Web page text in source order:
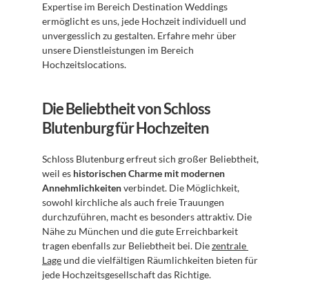
Expertise im Bereich Destination Weddings
ermöglicht es uns, jede Hochzeit individuell und
unvergesslich zu gestalten. Erfahre mehr über
unsere Dienstleistungen im Bereich
Hochzeitslocations.
Die Beliebtheit von Schloss
Blutenburg für Hochzeiten
Schloss Blutenburg erfreut sich großer Beliebtheit,
weil es historischen Charme mit modernen
Annehmlichkeiten verbindet. Die Möglichkeit,
sowohl kirchliche als auch freie Trauungen
durchzuführen, macht es besonders attraktiv. Die
Nähe zu München und die gute Erreichbarkeit
tragen ebenfalls zur Beliebtheit bei. Die zentrale
Lage und die vielfältigen Räumlichkeiten bieten für
jede Hochzeitsgesellschaft das Richtige.